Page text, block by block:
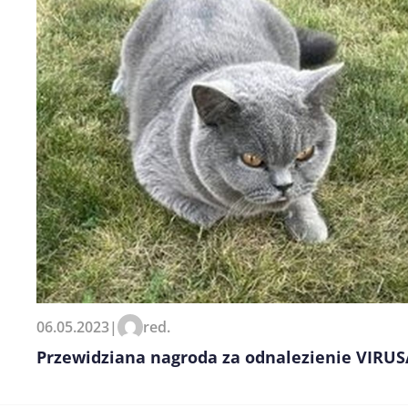
06.05.2023| red.
Przewidziana nagroda za odnalezienie